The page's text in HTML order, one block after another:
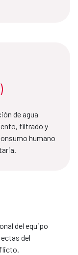
de agua
filtrado y
humano
del equipo
del